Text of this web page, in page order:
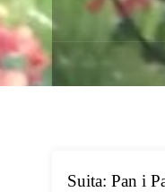
Suita: Pan i